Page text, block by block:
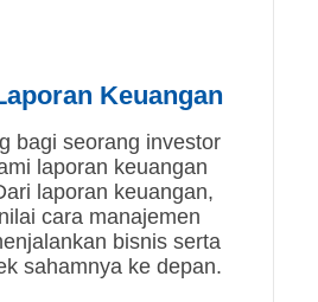
Keuangan
bagi seorang investor
laporan keuangan
laporan keuangan,
cara manajemen
bisnis serta
sahamnya ke depan.